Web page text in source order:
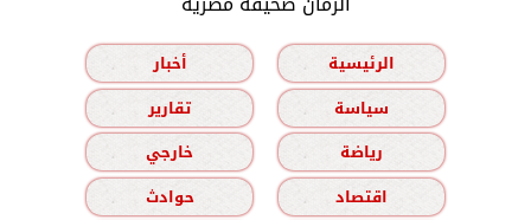
الرئيسية
أخبار
سياسة
تقارير
رياضة
خارجي
اقتصاد
حوادث